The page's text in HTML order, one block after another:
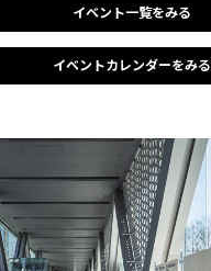
イベント一覧をみる
イベントカレンダーをみる